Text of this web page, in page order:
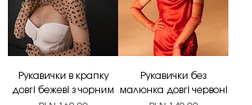
Рукавички в крапку
довгі бежеві з чорним
Рукавички без
малюнка довгі червоні